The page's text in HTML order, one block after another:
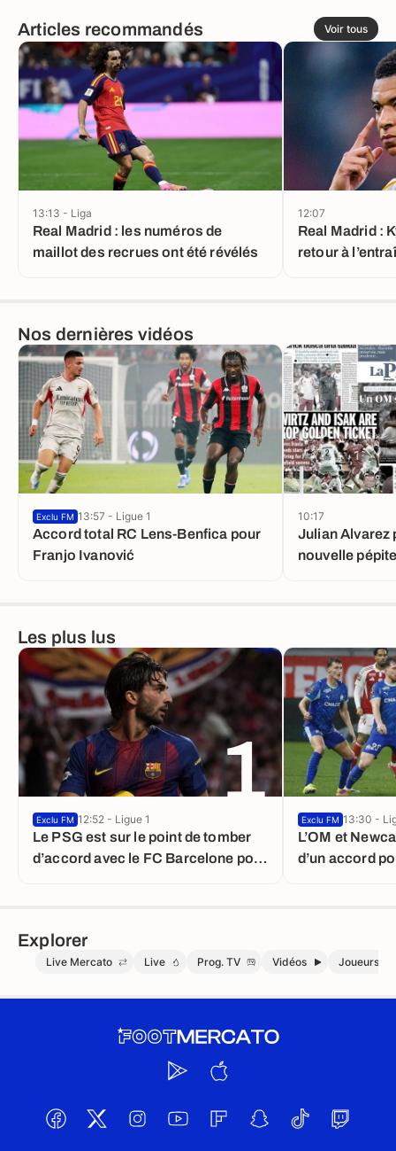
Articles recommandés Voir tous
Real Madrid : les numéros de
maillot des recrues ont été révélés
13:13 - Liga
Real Madrid :
retour à
12:07
Nos dernières vidéos
Accord total RC Lens-Benfica pour
Franjo Ivanović
Exclu FM 13:57 - Ligue 1
Julian Alvarez
nouvelle
10:17
Les plus lus
1
Le PSG est sur le point de tomber
d’accord avec le FC Barcelone pour
Exclu FM 12:52 - Ligue 1
L’OM et
d’un accord
Exclu FM 13:30 -
Explorer
Live Mercato Live Prog. TV Vidéos Joueurs